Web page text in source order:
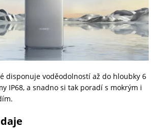
disponuje voděodolností až do hloubky 6
IP68, a snadno si tak poradí s mokrým i